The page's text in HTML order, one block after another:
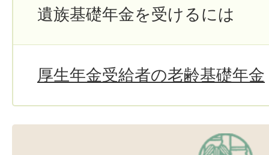
遺族基礎年金を受けるには
厚生年金受給者の老齢基礎年金